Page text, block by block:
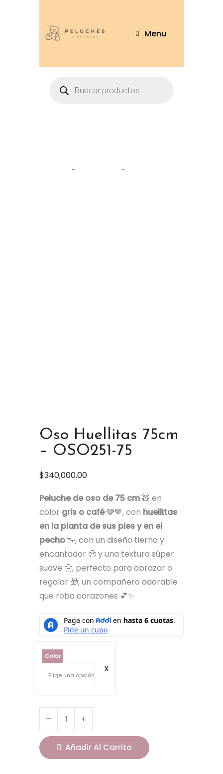
Menu
Oso Huellitas 75cm
– OSO251-75
$340,000.00
Peluche de oso de 75 cm🧸 en
color gris o café🩶🤎, con huellitas
en la planta de sus pies y en el
pecho🐾, con un diseño tierno y
encantador 🥹 y una textura súper
suave 🤗, perfecto para abrazar o
regalar 🎁, un compañero adorable
que roba corazones 💕✨
Color
Añadir Al Carrito